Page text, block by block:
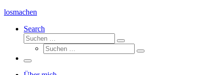
losmachen
Search
Suche
Suchen
Suche
Suchen
Menü